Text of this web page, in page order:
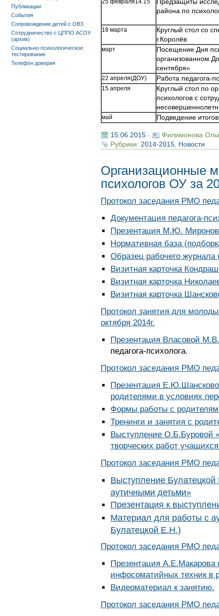
25 февраля14.15
Предзащиты
района по
18 марта
Круглый стол со
г.Королёв
март
Посещение Дня
организованном
сентября»
22 апреля(ДОУ) Работа педагога-
15 апреля
Круглый стол по
психологов с
май Подведение
15.06.2015·
Филимонова
Рубрики: 2014-2015, Новости
Организационные
психологов ОУ за
Протокол заседания РМО
Документация педагога-
Презентация М.Ю.
Нормативная база
Образец рабочего журнала
Визитная карточка
Визитная карточка
Визитная карточка
Протокол занятия для
октября 2014г.
Презентация Власовой М.В.
педагога-психолога.
Протокол заседания РМО
Презентация
родителями в условиях
Формы работы с
Тренинги и занятия с
Выступление О.Б.Буровой
творческих работ
Протокол заседания РМО
Выступление
аутичными детьми»
Презентация к
Материал для работы с
Булатецкой Е.Н.)
Протокол заседания РМО
Презентация А.Е.Макарова
инфосоматийных техник в
Видеоматериал к занятию.
Протокол заседания РМО
Публикации
События
Сопровождение детей с ОВЗ
Сотрудничество с ЦППО АСОУ
(архив)
Социально-психологическое
тестирование
Телефон доверия